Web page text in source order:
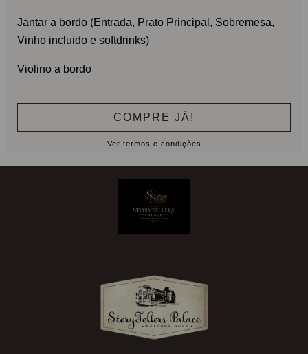
Jantar a bordo (Entrada, Prato Principal, Sobremesa,
Vinho incluido e softdrinks)
Violino a bordo
Ver termos e condições
COMPRE JÁ!